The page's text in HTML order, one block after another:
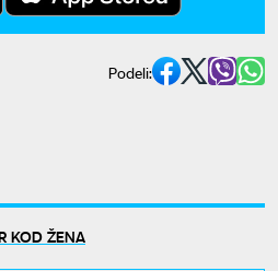
Podeli:
KOD ŽENA